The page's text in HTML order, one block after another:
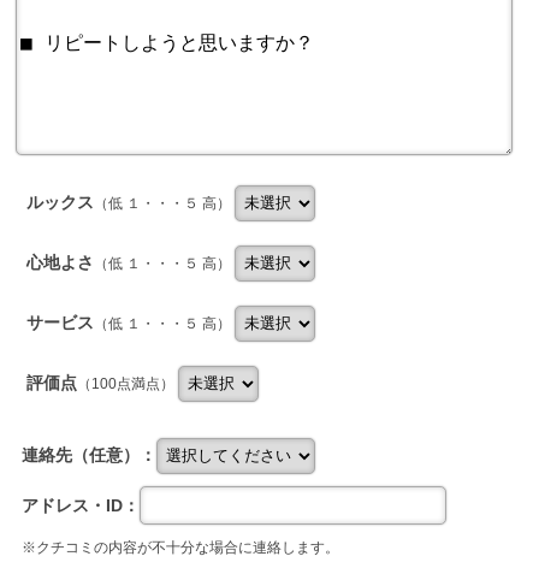
ルックス （低 １・・・５ 高）
心地よさ （低 １・・・５ 高）
サービス （低 １・・・５ 高）
評価点 （100点満点）
連絡先（任意）：
アドレス・ID：
※クチコミの内容が不十分な場合に連絡します。